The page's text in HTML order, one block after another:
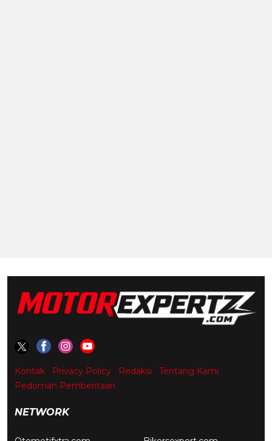
Kontak Privacy Policy Redaksi
Tentang Kami
Pedoman Pemberitaan
NETWORK